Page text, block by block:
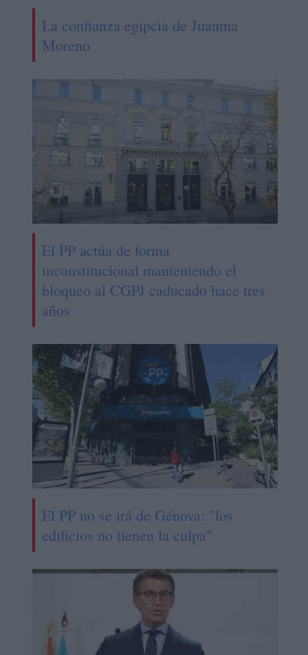
La confianza egipcia de Juanma
Moreno
El PP actúa de forma
inconstitucional manteniendo el
bloqueo al CGPJ caducado hace tres
años
El PP no se irá de Génova: "los
edificios no tienen la culpa"